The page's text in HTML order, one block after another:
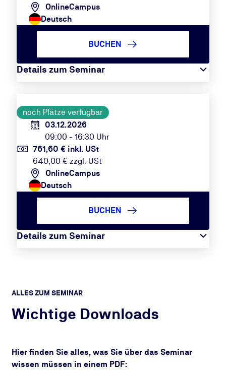
OnlineCampus
Deutsch
Details zum Seminar
BUCHEN
noch Plätze verfügbar
03.12.2026
09:00 - 16:30 Uhr
761,60 € inkl. USt
640,00 € zzgl. USt
OnlineCampus
Deutsch
Details zum Seminar
BUCHEN
ALLES ZUM SEMINAR
Wichtige Downloads
Hier finden Sie alles, was Sie über das Seminar
wissen müssen in einem PDF: